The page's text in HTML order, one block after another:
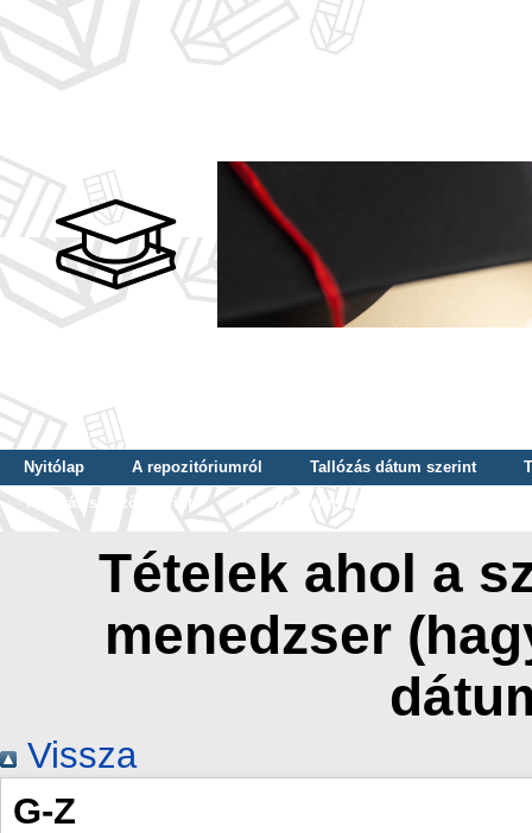
Nyitólap A repozitóriumról Tallózás dátum szerint
Tallózás szerző szerint
Tallózás nyelv szerint
Tételek ahol a
menedzser
Vissza
G-Z